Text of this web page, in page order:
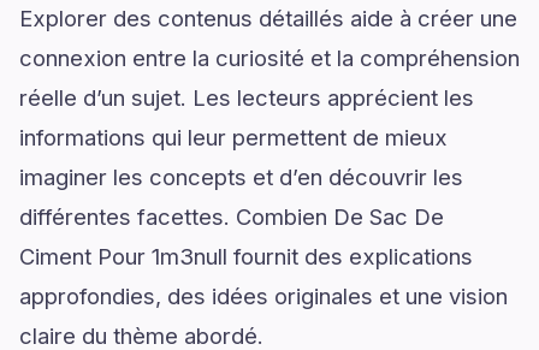
Explorer des contenus détaillés aide à créer une
connexion entre la curiosité et la compréhension
réelle d’un sujet. Les lecteurs apprécient les
informations qui leur permettent de mieux
imaginer les concepts et d’en découvrir les
différentes facettes. Combien De Sac De
Ciment Pour 1m3null fournit des explications
approfondies, des idées originales et une vision
claire du thème abordé.